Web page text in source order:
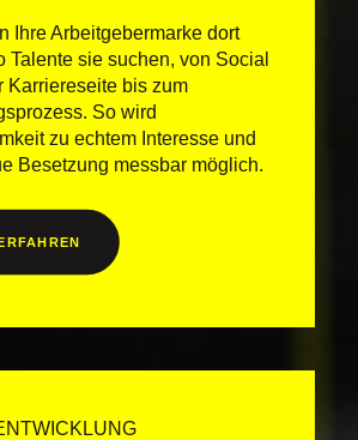
Ihre Arbeitgebermarke dort
Talente sie suchen, von Social
Karriereseite bis zum
So wird
zu echtem Interesse und
Besetzung messbar möglich.